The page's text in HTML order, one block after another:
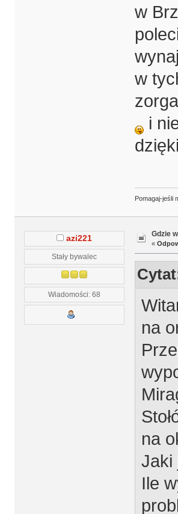
w
w
i
Pomagaj-jeśli
azi221
Stały bywalec
Wiadomości: 68
Gdzie
«
na
na
Jaki
Ile